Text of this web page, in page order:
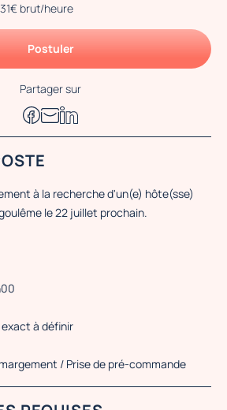
brut/heure
Postuler
Partager sur
à la recherche d'un(e) hôte(sse)
le 22 juillet prochain.
exact à définir
/ Prise de pré-commande